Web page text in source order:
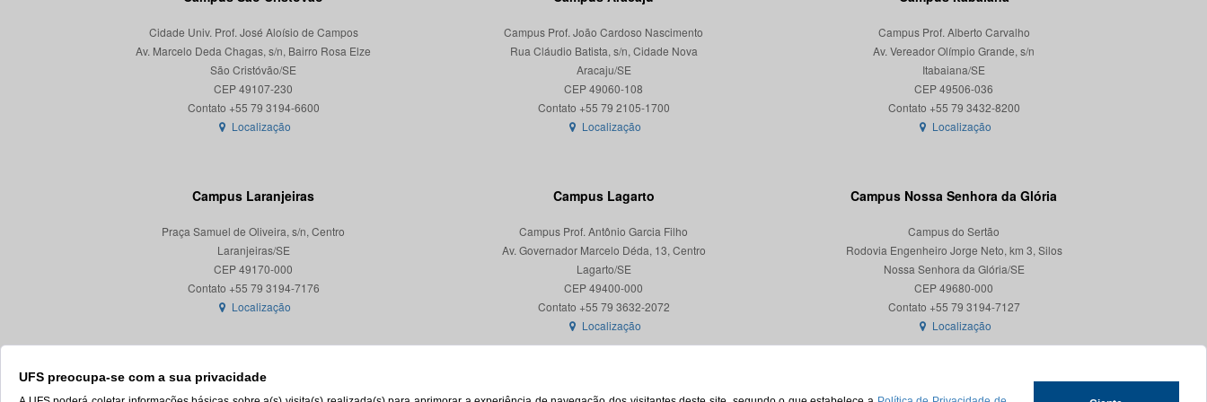
UFS preocupa-se com a sua privacidade
Cidade Univ. Prof. José Aloísio de Campos
Av. Marcelo Deda Chagas, s/n, Bairro Rosa Elze
São Cristóvão/SE
CEP 49107-230
Localização
Campus Prof. João Cardoso Nascimento
Rua Cláudio Batista, s/n, Cidade Nova
Aracaju/SE
CEP 49060-108
Localização
Campus Prof. Alberto Carvalho
Av. Vereador Olímpio Grande, s/n
Itabaiana/SE
CEP 49506-036
Localização
Campus Laranjeiras
Praça Samuel de Oliveira, s/n, Centro
Laranjeiras/SE
CEP 49170-000
Localização
Campus Lagarto
Campus Prof. Antônio Garcia Filho
Av. Governador Marcelo Déda, 13, Centro
Lagarto/SE
CEP 49400-000
Localização
Campus Nossa Senhora da Glória
Campus do Sertão
Rodovia Engenheiro Jorge Neto, km 3, Silos
Nossa Senhora da Glória/SE
CEP 49680-000
Contato +55 79 3194-7127
Localização